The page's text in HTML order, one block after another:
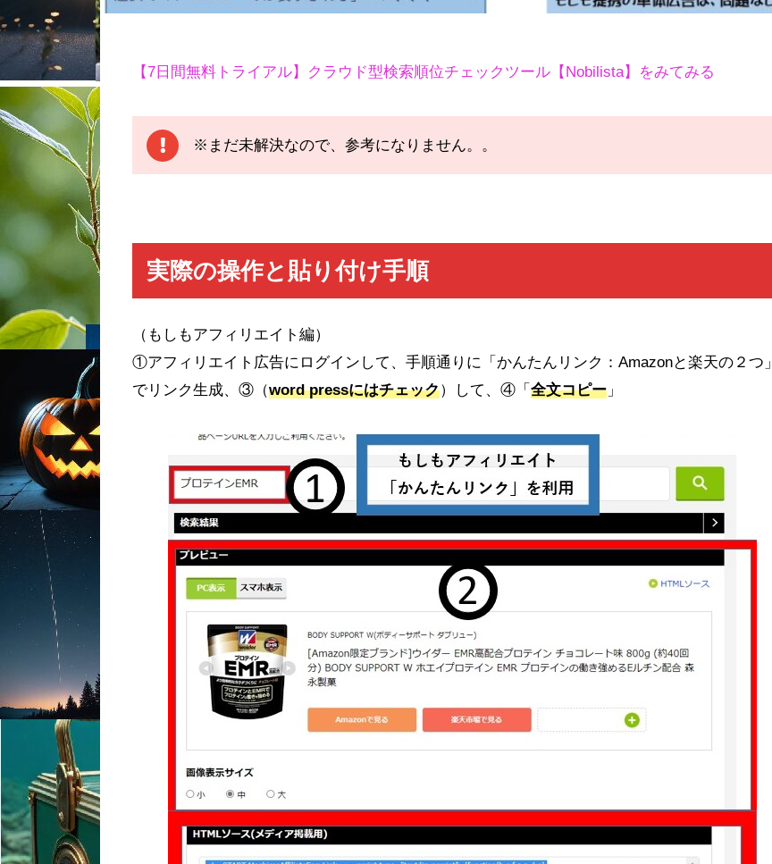
【7日間無料トライアル】クラウド型検索順位チェックツール【Nobilista】をみてみる
※まだ未解決なので、参考になりません。。
実際の操作と貼り付け手順
（もしもアフィリエイト編）
①アフィリエイト広告にログインして、手順通りに「かんたんリンク：Amazonと楽天の２つ」
でリンク生成、③（word pressにはチェック）して、④「 全文コピー 」